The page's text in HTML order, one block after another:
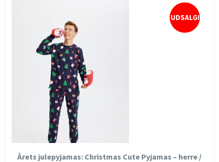
UDSALG!
Årets julepyjamas: Christmas Cute Pyjamas – herre /